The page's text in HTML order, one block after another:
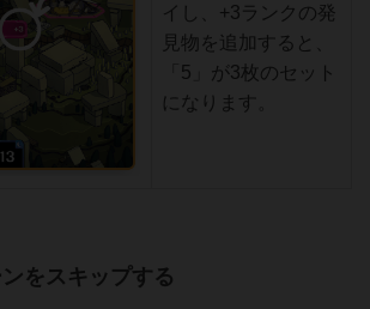
イし、+3ランクの発
見物を追加すると、
「5」が3枚のセット
になります。
をスキップする